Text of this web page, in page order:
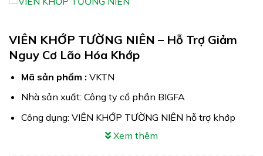
VIÊN KHỚP TƯỜNG NIÊN – Hỗ Trợ Giảm
Nguy Cơ Lão Hóa Khớp
Mã sản phẩm : VKTN
Nhà sản xuất: Công ty cổ phần BIGFA
Công dụng: VIÊN KHỚP TƯỜNG NIÊN hỗ trợ khớp
Xuất xứ: Việt Nam
Xem thêm